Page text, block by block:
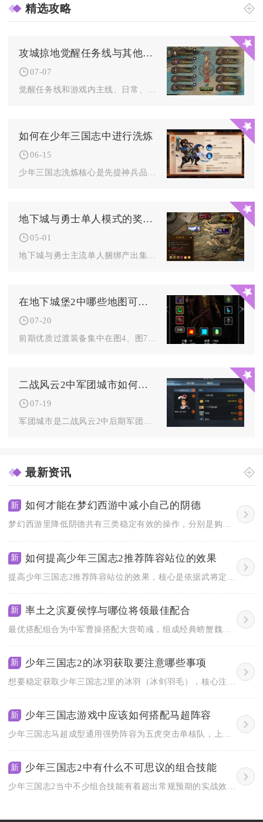
精选攻略
攻城掠地觉醒任务线与其他任务有什么不同
07-07
如何在少年三国志中进行洗炼
06-15
地下城与勇士单人模式的奖励有哪些
05-01
在地下城堡2中哪些地图可以刷到比较好的装备
07-20
二战风云2中军团城市如何运作
07-19
最新资讯
新 如何才能在梦幻西游中减小自己的阴德
梦幻西游里降低阴德共有三类稳定有效的操作，分别是购买假藏宝图...
新 如何提高少年三国志2推荐阵容站位的效果
新 率土之滨夏侯惇与哪位将领最佳配合
新 少年三国志2的冰羽获取要注意哪些事项
新 少年三国志游戏中应该如何搭配马超阵容
新 少年三国志2中有什么不可思议的组合技能